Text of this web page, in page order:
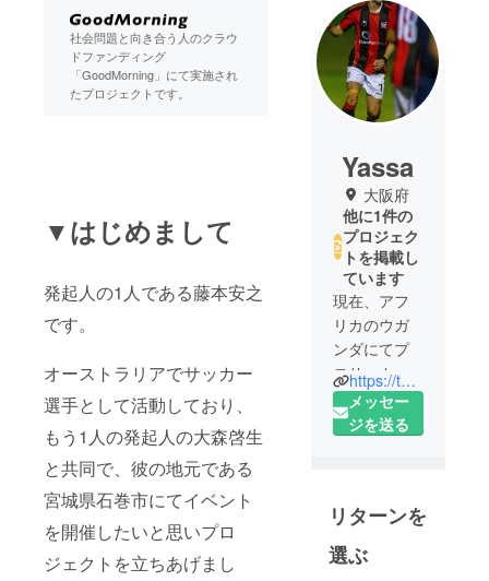
社会問題と向き合う人のクラウ
ドファンディング
「GoodMorning」にて実施され
たプロジェクトです。
▼はじめまして
発起人の1人である藤本安之
です。
オーストラリアでサッカー
選手として活動しており、
もう1人の発起人の大森啓生
と共同で、彼の地元である
宮城県石巻市にてイベント
を開催したいと思いプロ
ジェクトを立ちあげまし
Yassa
大阪府
他に1件の
プロジェク
トを掲載し
ています
現在、アフ
リカのウガ
ンダにてプ
ロサッカー
選手として
活動してい
がいない
リーグにて
挑戦を行
https://twitter.com/Fujimoto_0601
メッセー
ジを送る
リターンを
選ぶ